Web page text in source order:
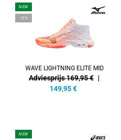
NEW
-12%
WAVE LIGHTNING ELITE MID
Adviesprijs 169,95 € |
149,95 €
NEW